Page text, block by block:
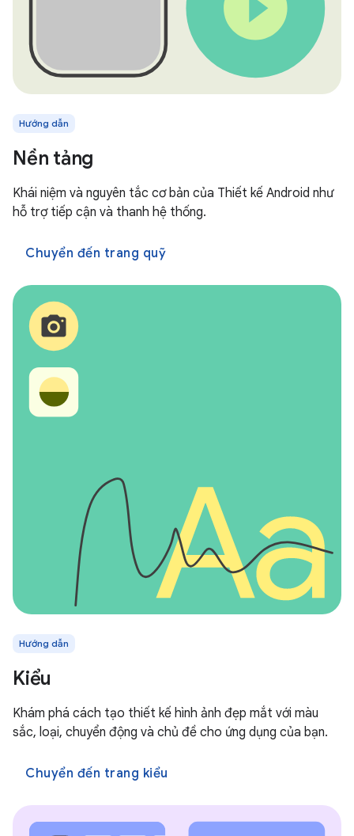
Hướng dẫn
Nền tảng
Khái niệm và nguyên tắc cơ bản của Thiết kế Android như
hỗ trợ tiếp cận và thanh hệ thống.
Chuyển đến trang quỹ
Hướng dẫn
Kiểu
Khám phá cách tạo thiết kế hình ảnh đẹp mắt với màu
sắc, loại, chuyển động và chủ đề cho ứng dụng của bạn.
Chuyển đến trang kiểu